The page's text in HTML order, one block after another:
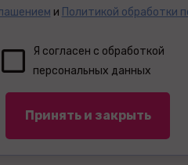
и Политикой обработки
Я согласен с обработкой
персональных данных
Принять и закрыть